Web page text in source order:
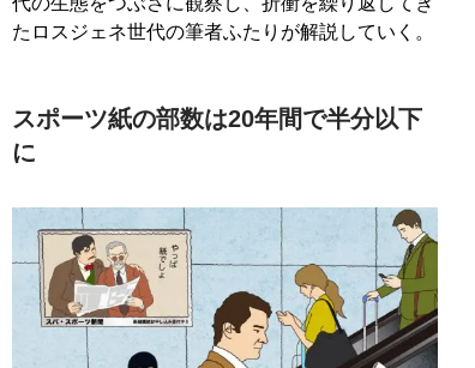
たロスジェネ世代の筆者ふたりが解説していく。
スポーツ紙の部数は20年間で半分以下
に